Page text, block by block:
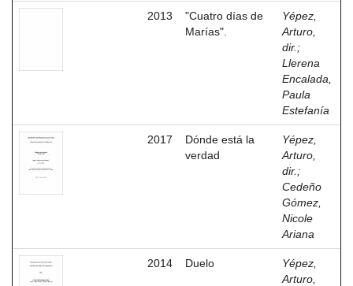
2013
"Cuatro días de
Marías".
Yépez,
Arturo,
dir. ;
Llerena
Encalada,
Paula
Estefanía
2017
Dónde está la
verdad
Yépez,
Arturo,
dir. ;
Cedeño
Gómez,
Nicole
Ariana
2014 Duelo
Yépez,
Arturo,